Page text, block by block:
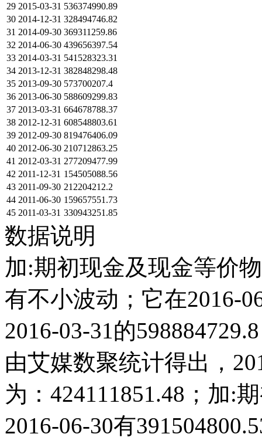
29 2015-03-31 536374990.89
30 2014-12-31 328494746.82
31 2014-09-30 369311259.86
32 2014-06-30 439656397.54
33 2014-03-31 541528323.31
34 2013-12-31 382848298.48
35 2013-09-30 573700207.4
36 2013-06-30 588609299.83
37 2013-03-31 664678788.37
38 2012-12-31 608548803.61
39 2012-09-30 819476406.09
40 2012-06-30 210712863.25
41 2012-03-31 277209477.99
42 2011-12-31 154505088.56
43 2011-09-30 212204212.2
44 2011-06-30 159657551.73
45 2011-03-31 330943251.85
数据说明
加:期初现金及现金等价
有不小波动；它在2016-
2016-03-31的
由艾媒数聚统计得出，
为：424111851.48；加:
2016-06-30有